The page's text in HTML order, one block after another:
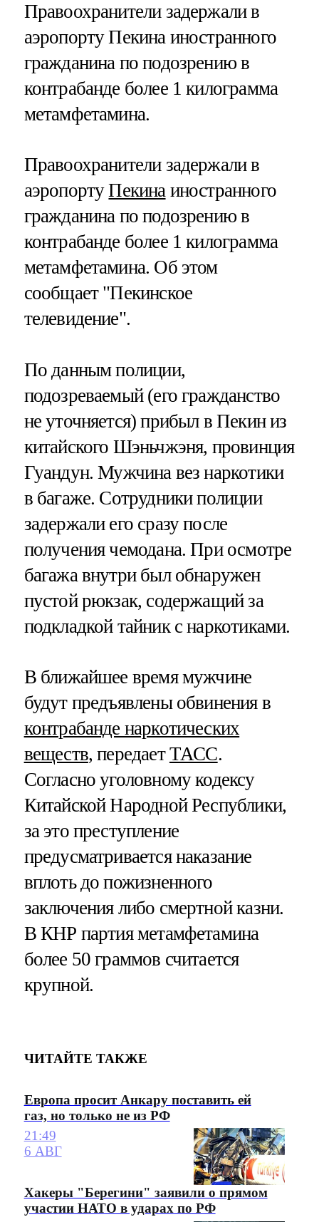
Правоохранители задержали в
аэропорту Пекина иностранного
гражданина по подозрению в
контрабанде более 1 килограмма
метамфетамина.
Правоохранители задержали в
аэропортуПекинаиностранного
гражданина по подозрению в
контрабанде более 1 килограмма
метамфетамина. Об этом
сообщает "Пекинское
телевидение".
По данным полиции,
подозреваемый (его гражданство
не уточняется) прибыл в Пекин из
китайского Шэньчжэня, провинция
Гуандун. Мужчина вез наркотики
в багаже. Сотрудники полиции
задержали его сразу после
получения чемодана. При осмотре
багажа внутри был обнаружен
пустой рюкзак, содержащий за
подкладкой тайник с наркотиками.
В ближайшее время мужчине
будут предъявлены обвинения в
контрабанде наркотических
веществ, передаетТАСС.
Согласно уголовному кодексу
Китайской Народной Республики,
за это преступление
предусматривается наказание
вплоть до пожизненного
заключения либо смертной казни.
В КНР партия метамфетамина
более 50 граммов считается
крупной.
ЧИТАЙТЕ ТАКЖЕ
Европа просит Анкару поставить ей
газ, но только не из РФ
21:49
6 АВГ
Хакеры "Берегини" заявили о прямом
участии НАТО в ударах по РФ